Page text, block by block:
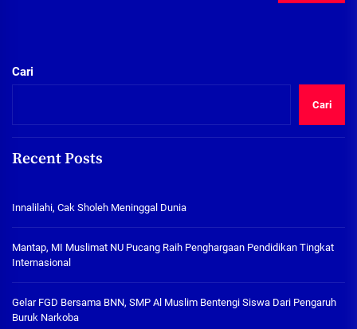
Cari
Cari
Recent Posts
Innalilahi, Cak Sholeh Meninggal Dunia
Mantap, MI Muslimat NU Pucang Raih Penghargaan Pendidikan Tingkat
Internasional
Gelar FGD Bersama BNN, SMP Al Muslim Bentengi Siswa Dari Pengaruh
Buruk Narkoba